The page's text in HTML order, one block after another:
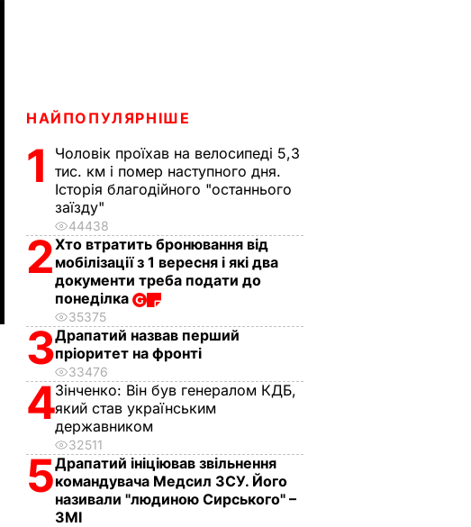
НАЙПОПУЛЯРНІШЕ
1
Чоловік проїхав на велосипеді 5,3
тис. км і помер наступного дня.
Історія благодійного "останнього
заїзду"
44438
2Хто втратить бронювання від
мобілізації з 1 вересня і які два
документи треба подати до
понеділка
35375
3Драпатий назвав перший
пріоритет на фронті
33476
4Зінченко: Він був генералом КДБ,
який став українським
державником
32511
5Драпатий ініціював звільнення
командувача Медсил ЗСУ. Його
називали "людиною Сирського" –
ЗМІ